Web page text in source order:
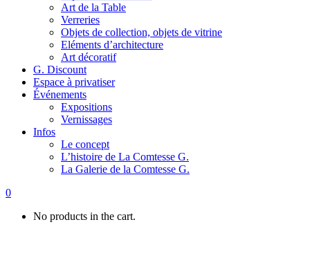
Art de la Table
Verreries
Objets de collection, objets de vitrine
Eléments d’architecture
Art décoratif
G. Discount
Espace à privatiser
Événements
Expositions
Vernissages
Infos
Le concept
L’histoire de La Comtesse G.
La Galerie de la Comtesse G.
0
No products in the cart.